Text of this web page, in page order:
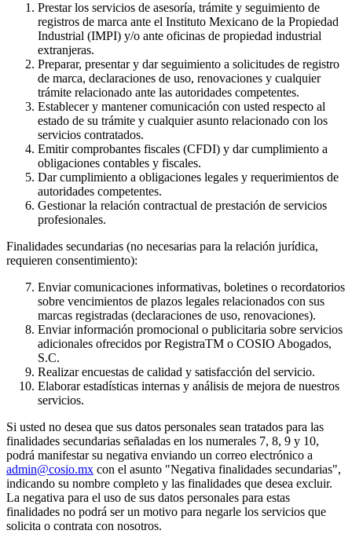
Prestar los servicios de asesoría, trámite y seguimiento de
registros de marca ante el Instituto Mexicano de la Propiedad
Industrial (IMPI) y/o ante oficinas de propiedad industrial
extranjeras.
Preparar, presentar y dar seguimiento a solicitudes de registro
de marca, declaraciones de uso, renovaciones y cualquier
trámite relacionado ante las autoridades competentes.
Establecer y mantener comunicación con usted respecto al
estado de su trámite y cualquier asunto relacionado con los
servicios contratados.
Emitir comprobantes fiscales (CFDI) y dar cumplimiento a
obligaciones contables y fiscales.
Dar cumplimiento a obligaciones legales y requerimientos de
autoridades competentes.
Gestionar la relación contractual de prestación de servicios
profesionales.
Finalidades secundarias (no necesarias para la relación jurídica,
requieren consentimiento):
Enviar comunicaciones informativas, boletines o recordatorios
sobre vencimientos de plazos legales relacionados con sus
marcas registradas (declaraciones de uso, renovaciones).
Enviar información promocional o publicitaria sobre servicios
adicionales ofrecidos por RegistraTM o COSIO Abogados,
S.C.
Realizar encuestas de calidad y satisfacción del servicio.
Elaborar estadísticas internas y análisis de mejora de nuestros
servicios.
Si usted no desea que sus datos personales sean tratados para las
finalidades secundarias señaladas en los numerales 7, 8, 9 y 10,
podrá manifestar su negativa enviando un correo electrónico a
admin@cosio.mx con el asunto "Negativa finalidades secundarias",
indicando su nombre completo y las finalidades que desea excluir.
La negativa para el uso de sus datos personales para estas
finalidades no podrá ser un motivo para negarle los servicios que
solicita o contrata con nosotros.